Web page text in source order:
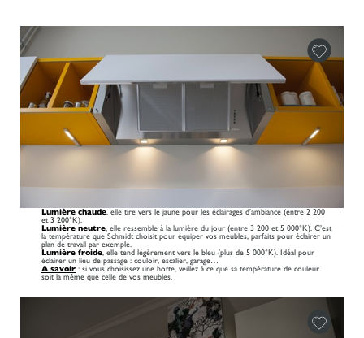
Lumière chaude , elle tire vers le jaune pour les éclairages d’ambiance (entre 2 200
et 3 200°K).
Lumière neutre , elle ressemble à la lumière du jour (entre 3 200 et 5 000°K). C’est
la température que Schmidt choisit pour équiper vos meubles, parfaits pour éclairer un
plan de travail par exemple.
Lumière froide , elle tend légèrement vers le bleu (plus de 5 000°K). Idéal pour
éclairer un lieu de passage : couloir, escalier, garage…
A savoir : si vous choisissez une hotte, veillez à ce que sa température de couleur
soit la même que celle de vos meubles.